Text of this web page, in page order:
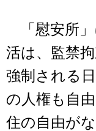
「慰安所」
活は、監禁
強制される
の人権も自
住の自由が